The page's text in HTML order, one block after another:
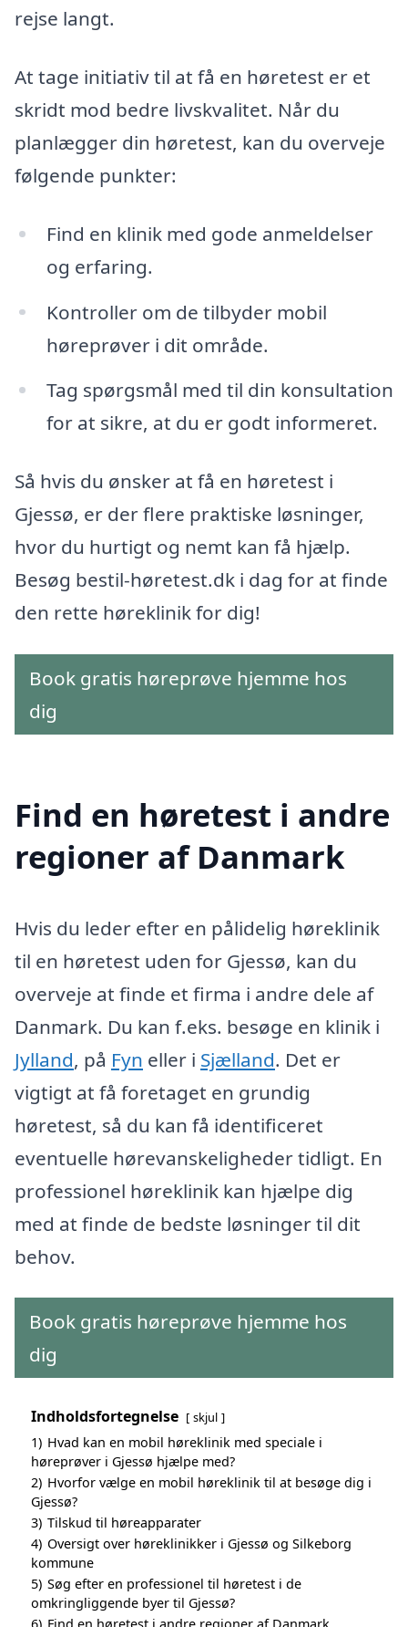
rejse langt.
At tage initiativ til at få en høretest er et
skridt mod bedre livskvalitet. Når du
planlægger din høretest, kan du overveje
følgende punkter:
Find en klinik med gode anmeldelser
og erfaring.
Kontroller om de tilbyder mobil
høreprøver i dit område.
Tag spørgsmål med til din konsultation
for at sikre, at du er godt informeret.
Så hvis du ønsker at få en høretest i
Gjessø, er der flere praktiske løsninger,
hvor du hurtigt og nemt kan få hjælp.
Besøg bestil-høretest.dk i dag for at finde
den rette høreklinik for dig!
Book gratis høreprøve hjemme hos
dig
Find en høretest i andre
regioner af Danmark
Hvis du leder efter en pålidelig høreklinik
til en høretest uden for Gjessø, kan du
overveje at finde et firma i andre dele af
Danmark. Du kan f.eks. besøge en klinik i
Jylland, på Fyn eller i Sjælland. Det er
vigtigt at få foretaget en grundig
høretest, så du kan få identificeret
eventuelle hørevanskeligheder tidligt. En
professionel høreklinik kan hjælpe dig
med at finde de bedste løsninger til dit
behov.
Book gratis høreprøve hjemme hos
dig
Indholdsfortegnelse skjul
1) Hvad kan en mobil høreklinik med speciale i
høreprøver i Gjessø hjælpe med?
2) Hvorfor vælge en mobil høreklinik til at besøge dig i
Gjessø?
3) Tilskud til høreapparater
4) Oversigt over høreklinikker i Gjessø og Silkeborg
kommune
5) Søg efter en professionel til høretest i de
omkringliggende byer til Gjessø?